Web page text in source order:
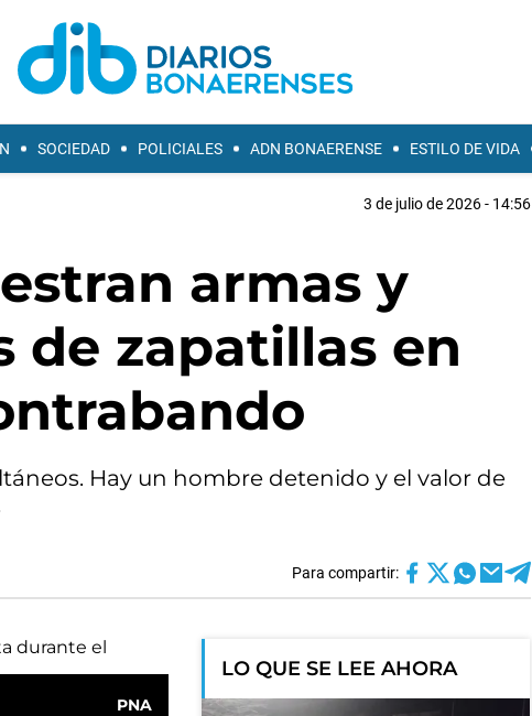
SOCIEDAD POLICIALES ADN BONAERENSE ESTILO DE VIDA
3 de julio de 2026 - 14:56
armas y
de zapatillas en
Hay un hombre detenido y el valor de
Para compartir:
PNA
LO QUE SE LEE AHORA